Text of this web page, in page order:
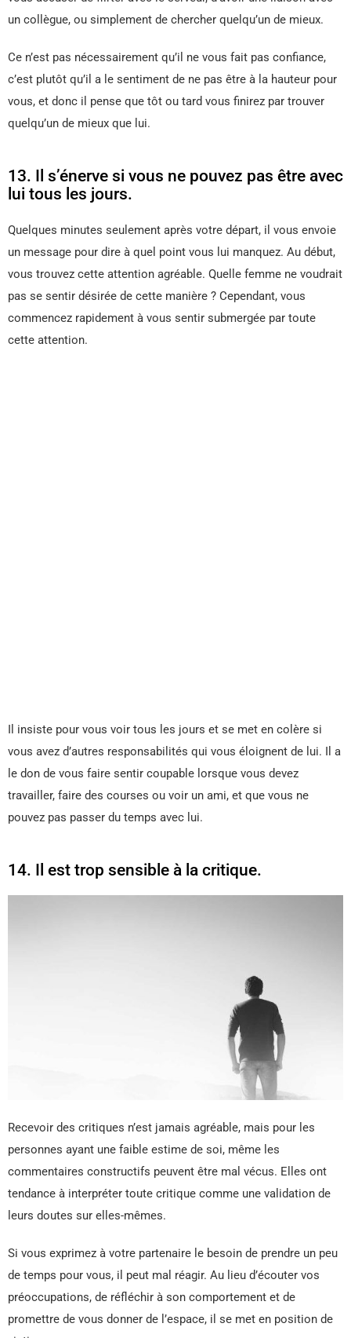
un collègue, ou simplement de chercher quelqu’un de mieux.
Ce n’est pas nécessairement qu’il ne vous fait pas confiance,
c’est plutôt qu’il a le sentiment de ne pas être à la hauteur pour
vous, et donc il pense que tôt ou tard vous finirez par trouver
quelqu’un de mieux que lui.
13. Il s’énerve si vous ne pouvez pas être avec
lui tous les jours.
Quelques minutes seulement après votre départ, il vous envoie
un message pour dire à quel point vous lui manquez. Au début,
vous trouvez cette attention agréable. Quelle femme ne voudrait
pas se sentir désirée de cette manière ? Cependant, vous
commencez rapidement à vous sentir submergée par toute
cette attention.
Il insiste pour vous voir tous les jours et se met en colère si
vous avez d’autres responsabilités qui vous éloignent de lui. Il a
le don de vous faire sentir coupable lorsque vous devez
travailler, faire des courses ou voir un ami, et que vous ne
pouvez pas passer du temps avec lui.
14. Il est trop sensible à la critique.
Recevoir des critiques n’est jamais agréable, mais pour les
personnes ayant une faible estime de soi, même les
commentaires constructifs peuvent être mal vécus. Elles ont
tendance à interpréter toute critique comme une validation de
leurs doutes sur elles-mêmes.
Si vous exprimez à votre partenaire le besoin de prendre un peu
de temps pour vous, il peut mal réagir. Au lieu d’écouter vos
préoccupations, de réfléchir à son comportement et de
promettre de vous donner de l’espace, il se met en position de